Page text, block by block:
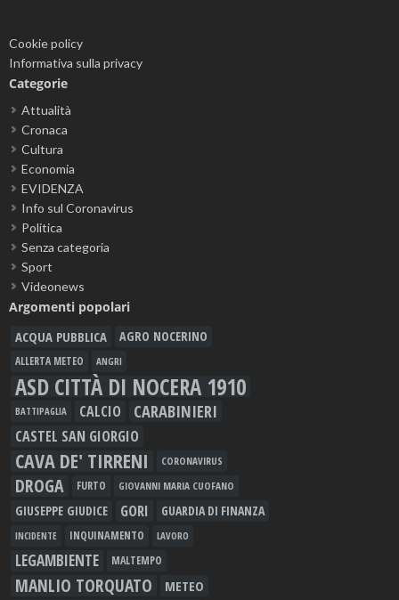
Cookie policy
Informativa sulla privacy
Categorie
Attualità
Cronaca
Cultura
Economia
EVIDENZA
Info sul Coronavirus
Politica
Senza categoria
Sport
Videonews
Argomenti popolari
ACQUA PUBBLICA AGRO NOCERINO
ALLERTA METEO ANGRI
ASD CITTÀ DI NOCERA 1910
BATTIPAGLIA CALCIO CARABINIERI
CASTEL SAN GIORGIO
CAVA DE' TIRRENI CORONAVIRUS
DROGA FURTO GIOVANNI MARIA CUOFANO
GIUSEPPE GIUDICE GORI GUARDIA DI FINANZA
INCIDENTE INQUINAMENTO LAVORO
LEGAMBIENTE MALTEMPO
MANLIO TORQUATO METEO